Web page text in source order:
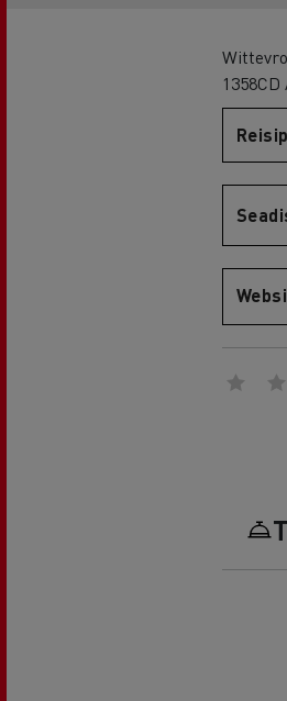
Renault Trucks D